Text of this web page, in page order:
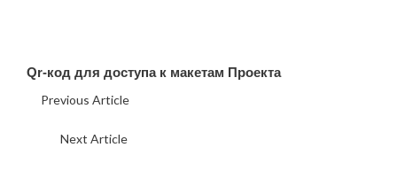
Qr-код для доступа к макетам Проекта
Previous ArticleВсероссийского конкурса наставников
Next ArticleИнформационная кампания против